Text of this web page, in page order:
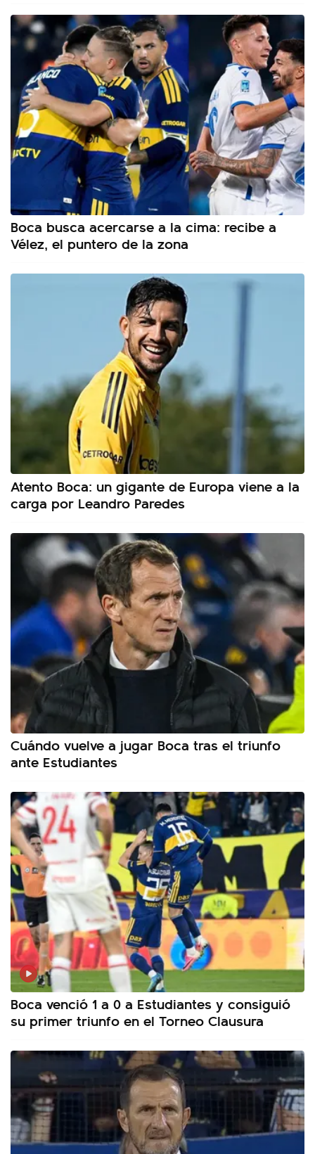
Boca busca acercarse a la cima: recibe a
Vélez, el puntero de la zona
Atento Boca: un gigante de Europa viene a la
carga por Leandro Paredes
Cuándo vuelve a jugar Boca tras el triunfo
ante Estudiantes
Boca venció 1 a 0 a Estudiantes y consiguió
su primer triunfo en el Torneo Clausura